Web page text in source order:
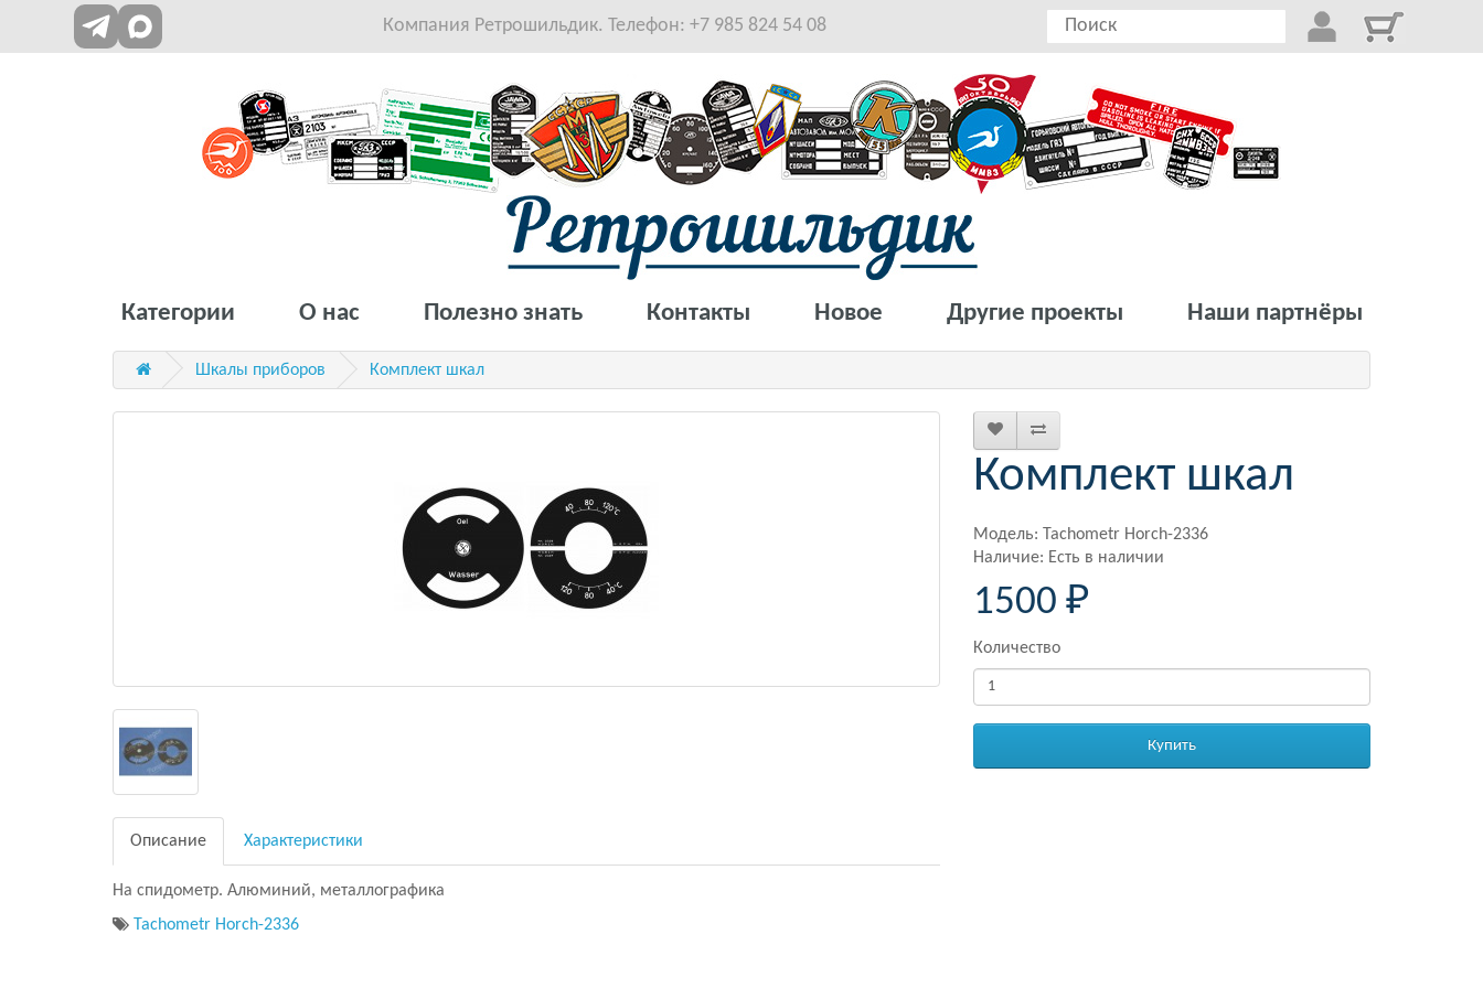
Компания Ретрошильдик. Телефон: +7 985 824 54 08
Категории О нас Полезно знать Контакты Новое Другие проекты Наши партнёры
Шкалы приборов Комплект шкал
Описание Характеристики
На спидометр. Алюминий, металлографика
Комплект шкал
Модель: Tachometr Horch-2336
Наличие: Есть в наличии
1500 ₽
Количество
Купить
Tachometr Horch-2336